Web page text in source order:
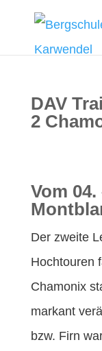
DAV
2
Vom 04.
Der zweite
Hochtouren
Chamonix
markant
bzw. Firn